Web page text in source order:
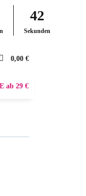
41
Sekunden
0,00 €
ab 29 €